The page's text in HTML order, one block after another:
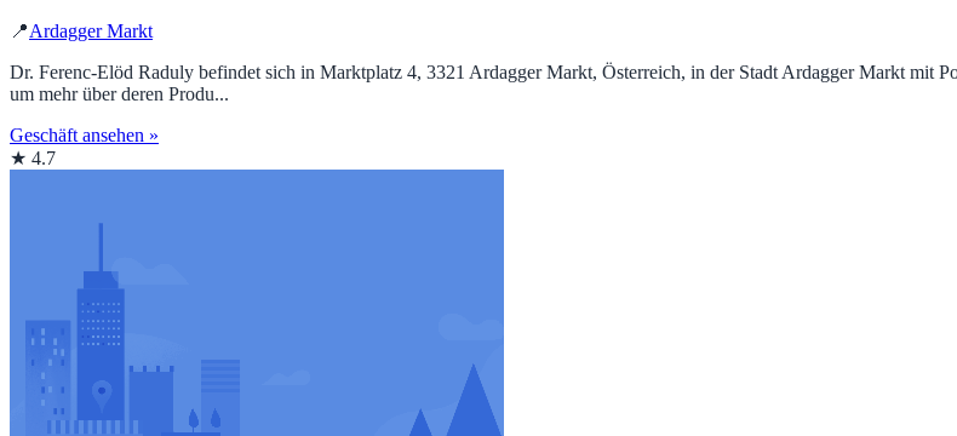
📍Ardagger Markt
Dr. Ferenc-Elöd Raduly befindet sich in Marktplatz 4, 3321 Ardagger Markt, Österreich, in der Stadt Ardagger Markt mit
um mehr über deren Produ...
Geschäft ansehen »
★ 4.7